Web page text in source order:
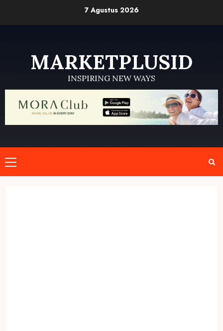
7 Agustus 2026
MARKETPLUSID
INSPIRING NEW WAYS
Primary
Menu